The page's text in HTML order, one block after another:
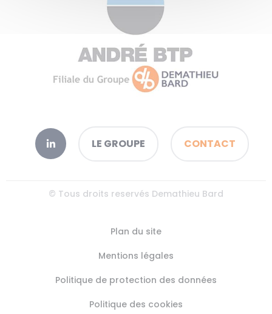
LE GROUPE CONTACT
© Tous droits reservés Demathieu Bard
Plan du site
Mentions légales
Politique de protection des données
Politique des cookies